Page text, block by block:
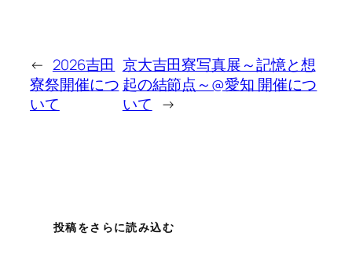
← 2026吉田
寮祭開催につ
いて
京大吉田寮写真展～記憶と想
起の結節点～@愛知 開催につ
いて →
投稿をさらに読み込む